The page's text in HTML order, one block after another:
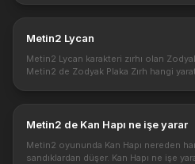
Metin2 Lycan
Metin2 Lycan karakteri zırhı olan
Metin2 de Zodyak Plaka Zırh hangi
Metin2 de Kan Hapı ne işe yarar
Metin2 oyununda Kan Hapı nereden
sandıklardan düşer. Kan Hapı ne işe